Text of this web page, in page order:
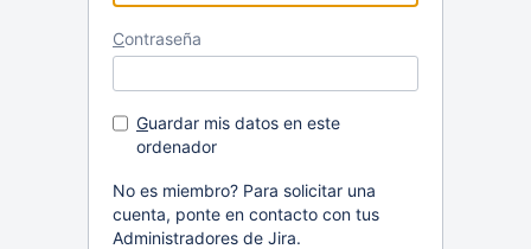
Contraseña
Guardar mis datos en este
ordenador
No es miembro? Para solicitar una
cuenta, ponte en contacto con tus
Administradores de Jira.